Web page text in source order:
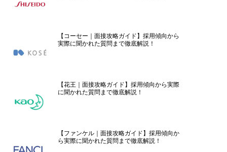
【コーセー｜面接攻略ガイド】採用傾向から
実際に聞かれた質問まで徹底解説！
【花王｜面接攻略ガイド】採用傾向から実際
に聞かれた質問まで徹底解説！
【ファンケル｜面接攻略ガイド】採用傾向か
ら実際に聞かれた質問まで徹底解説！